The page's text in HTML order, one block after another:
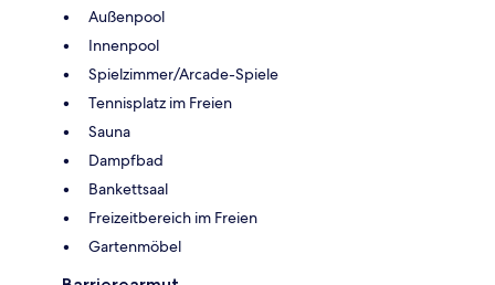
Außenpool
Innenpool
Spielzimmer/Arcade-Spiele
Tennisplatz im Freien
Sauna
Dampfbad
Bankettsaal
Freizeitbereich im Freien
Gartenmöbel